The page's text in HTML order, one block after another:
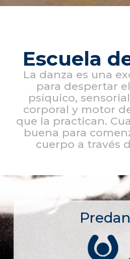
Escuela
La danza es una
para despertar
psíquico,
corporal y motor
que la practican.
buena para
cuerpo a través